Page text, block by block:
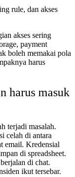
rule, dan akses
akses sering
payment
boleh memakai pola
harus
harus masuk
terjadi masalah.
celah di antara
email. Kredensial
di spreadsheet.
di chat.
ikut tersebar.